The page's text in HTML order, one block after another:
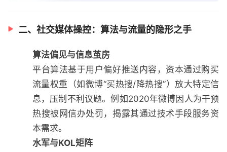
二、社交媒体操控：算法与流量的隐形之手
算法偏见与信息茧房
平台算法基于用户偏好推送内容，资本通过购买
流量权重（如微博“买热搜/降热搜”）放大特定信
息，压制不利议题。例如2020年微博因人为干预
热搜被网信办处罚，揭露其通过技术手段服务资
本需求。
水军与KOL矩阵